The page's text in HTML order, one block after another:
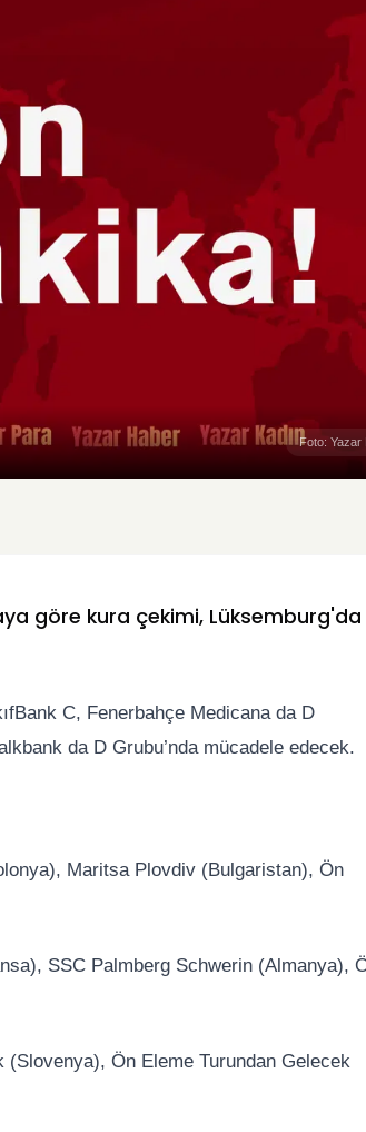
Foto: Yazar
göre kura çekimi, Lüksemburg'da
C, Fenerbahçe Medicana da D
da D Grubu’nda mücadele edecek.
Maritsa Plovdiv (Bulgaristan), Ön
SSC Palmberg Schwerin (Almanya),
Ön Eleme Turundan Gelecek